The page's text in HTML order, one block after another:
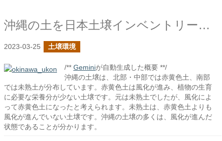
沖縄の土を日本土壌インベントリーで確認してみる
2023-03-25 土壌環境
/** Geminiが自動生成した概要 **/
沖縄の土壌は、北部・中部では赤黄色土、南部
では未熟土が分布しています。赤黄色土は風化が進み、植物の生育
に必要な栄養分が少ない土壌です。元は未熟土でしたが、風化によ
って赤黄色土になったと考えられます。未熟土は、赤黄色土よりも
風化が進んでいない土壌です。沖縄の土壌の多くは、風化が進んだ
状態であることが分かります。